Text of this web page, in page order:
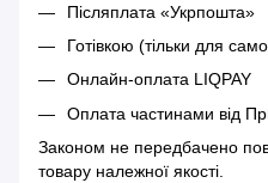
Післяплата «Укрпошта»
Готівкою (тільки для
Онлайн-оплата LIQPAY
Оплата частинами від
Законом не передбачено
товару належної якості.